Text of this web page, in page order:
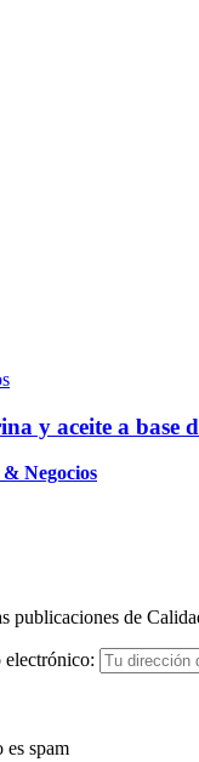
y aceite a base
Negocios
publicaciones de
es spam